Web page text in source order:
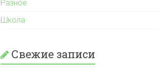
Разное
Школа
Свежие записи